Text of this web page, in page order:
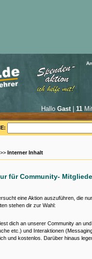
Hallo Gast| 11
Interner Inhalt
für Community-
eine Aktion auszuführen, die
stehen dir zur Wahl:
dich an unserer Community an
etc.) und Interaktionen
und kostenlos. Darüber hinaus